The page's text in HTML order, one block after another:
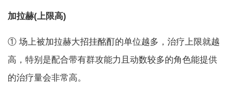
加拉赫(上限高)
① 场上被加拉赫大招挂酩酊的单位越多，治疗上限就越
高，特别是配合带有群攻能力且动数较多的角色能提供
的治疗量会非常高。